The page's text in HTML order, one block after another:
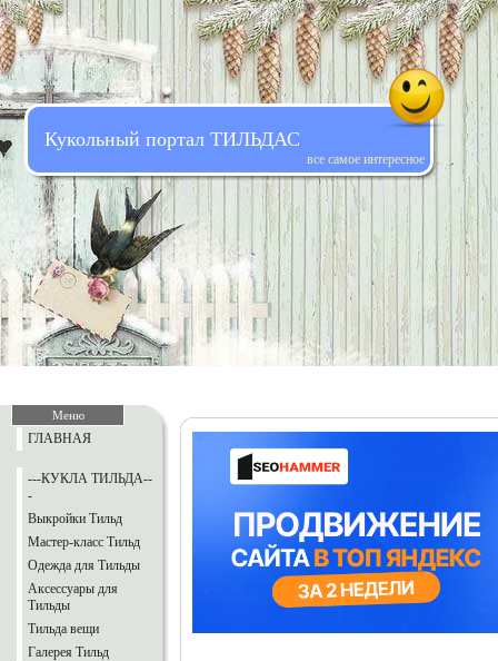
Кукольный портал ТИЛЬДАС
все самое интересное
Меню
ГЛАВНАЯ
---КУКЛА ТИЛЬДА--
-
Выкройки Тильд
Мастер-класс Тильд
Одежда для Тильды
Аксессуары для
Тильды
Тильда вещи
Галерея Тильд